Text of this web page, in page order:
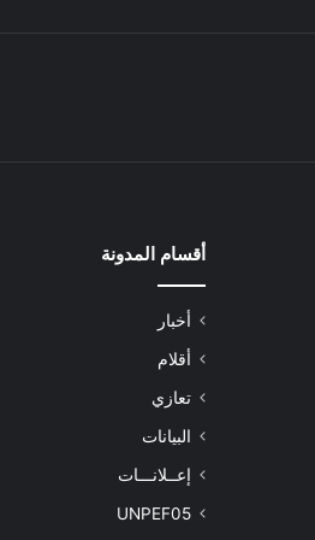
أقسام المدونة
أخبار
أقلام
تعازي
البيانات
إعــلانـــات
UNPEF05